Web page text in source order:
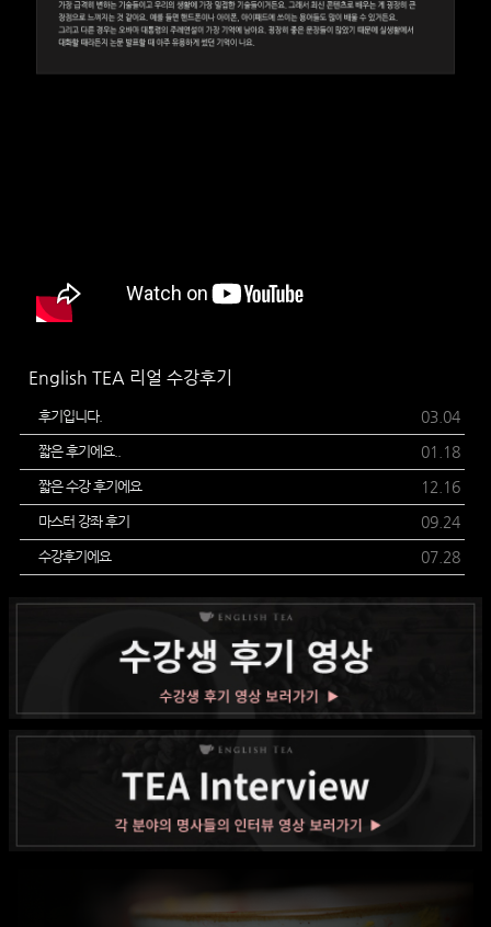
English TEA 리얼 수강후기
후기입니다. 03.04
짧은 후기에요.. 01.18
짧은 수강 후기에요 12.16
마스터 강좌 후기 09.24
수강후기에요 07.28